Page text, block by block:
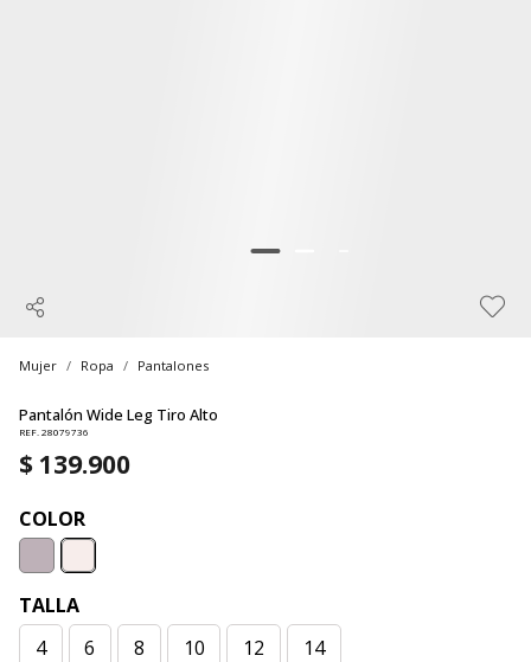
Mujer Ropa Pantalones
Pantalón Wide Leg Tiro Alto
REF. 28079736
$ 139.900
COLOR
TALLA
4
6 8 10 12 14